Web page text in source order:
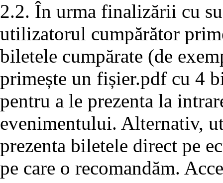
2.2. În urma finalizării cu
utilizatorul cumpărător
biletele cumpărate (de
primește un fișier.pdf cu 4
pentru a le prezenta la
evenimentului. Alternativ,
prezenta biletele direct pe
pe care o recomandăm.